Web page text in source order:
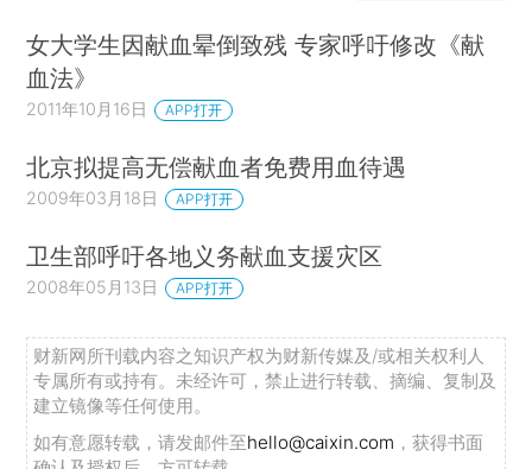
女大学生因献血晕倒致残 专家呼吁修改《献
血法》
2011年10月16日 APP打开
北京拟提高无偿献血者免费用血待遇
2009年03月18日 APP打开
卫生部呼吁各地义务献血支援灾区
2008年05月13日 APP打开
财新网所刊载内容之知识产权为财新传媒及/或相关权利人
专属所有或持有。未经许可，禁止进行转载、摘编、复制及
建立镜像等任何使用。
如有意愿转载，请发邮件至hello@caixin.com ，获得书面